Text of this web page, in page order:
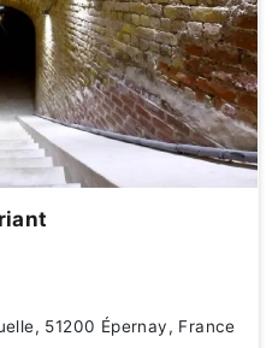
51200 Épernay, France